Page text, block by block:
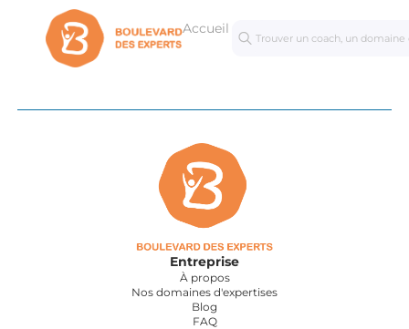
Accueil
Séances
personnalisées
Entreprise
À propos
Nos domaines d'expertises
Blog
FAQ